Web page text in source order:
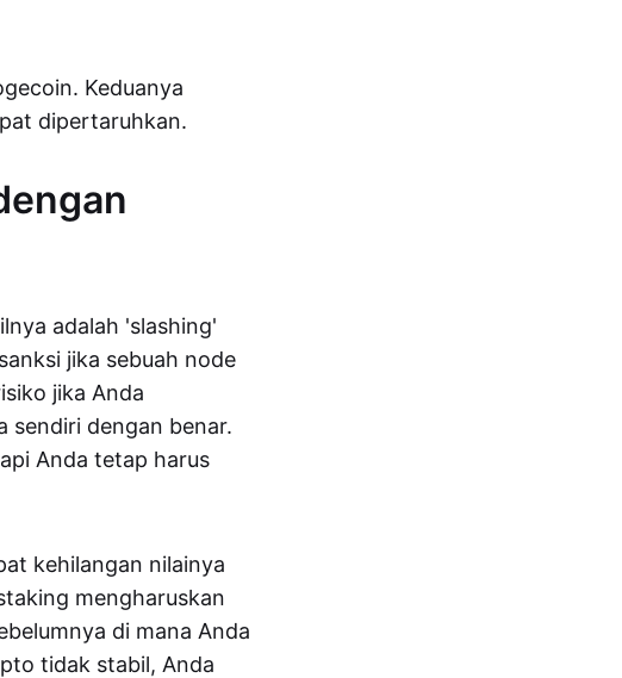
Keduanya
dipertaruhkan.
adalah 'slashing'
jika sebuah node
jika Anda
sendiri dengan benar.
Anda tetap harus
kehilangan nilainya
mengharuskan
di mana Anda
tidak stabil, Anda